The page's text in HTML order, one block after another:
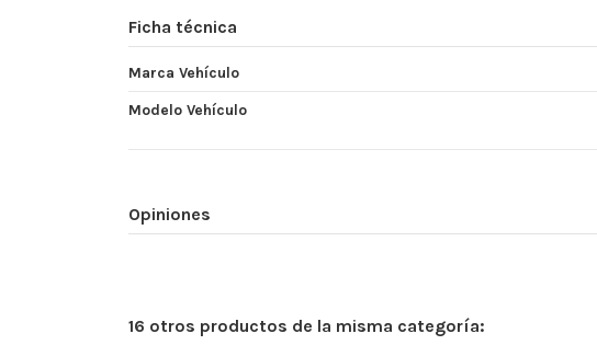
Ficha técnica
Marca Vehículo
Modelo Vehículo
Opiniones
16 otros productos de la misma categoría: